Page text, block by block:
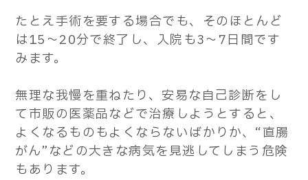
たとえ手術を要する場合でも、そのほとんど
は15～20分で終了し、入院も3～7日間です
みます。
無理な我慢を重ねたり、安易な自己診断をし
て市販の医薬品などで治療しようとすると、
よくなるものもよくならないばかりか、“直腸
がん”などの大きな病気を見逃してしまう危険
もあります。